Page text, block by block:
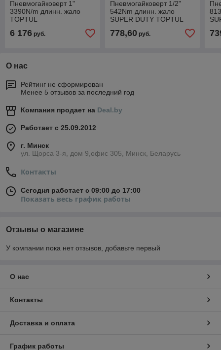
Пневмогайковерт 1"
3390N/m длинн. жало
TOPTUL
6 176 руб.
Пневмогайковерт 1/2"
542Nm длинн. жало
SUPER DUTY TOPTUL
778,60руб.
О нас
Рейтинг не сформирован
Менее 5 отзывов за последний год
Компания продает на Deal.by
Работает с 25.09.2012
г. Минск
ул. Щорса 3-я, дом 9,офис 305, Минск, Беларусь
Контакты
Сегодня работает с 09:00 до 17:00
Показать весь график работы
Отзывы о магазине
У компании пока нет отзывов, добавьте первый
О нас
Контакты
Доставка и оплата
График работы